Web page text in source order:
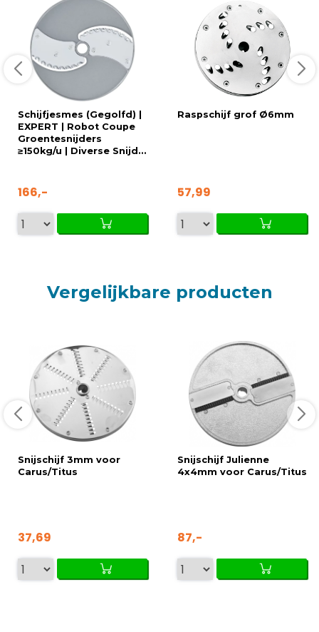
Schijfjesmes (Gegolfd) |
EXPERT | Robot Coupe
Groentesnijders
≥150kg/u | Diverse Snijd...
166,-
Raspschijf grof Ø6mm
57,99
Vergelijkbare producten
Snijschijf 3mm voor
Carus/Titus
37,69
Snijschijf Julienne
4x4mm voor Carus/Titus
87,-